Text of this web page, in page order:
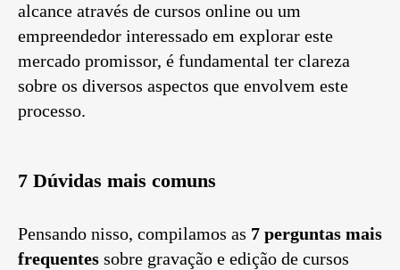
alcance através de cursos online ou um
empreendedor interessado em explorar este
mercado promissor, é fundamental ter clareza
sobre os diversos aspectos que envolvem este
processo.
7 Dúvidas mais comuns
Pensando nisso, compilamos as 7 perguntas mais
frequentes sobre gravação e edição de cursos